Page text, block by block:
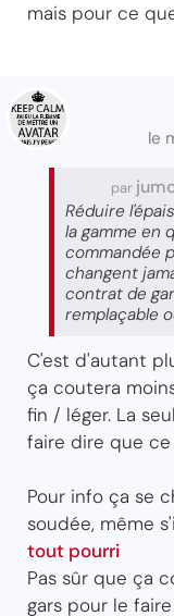
mais pour ce
le
par
Réduire
la gamme en
commandée
changent
contrat de
remplaçable
C'est d'autant
ça coutera
fin / léger. La
faire dire que ce
Pour info ça se
soudée, même
tout pourri
Pas sûr que ça
gars pour le